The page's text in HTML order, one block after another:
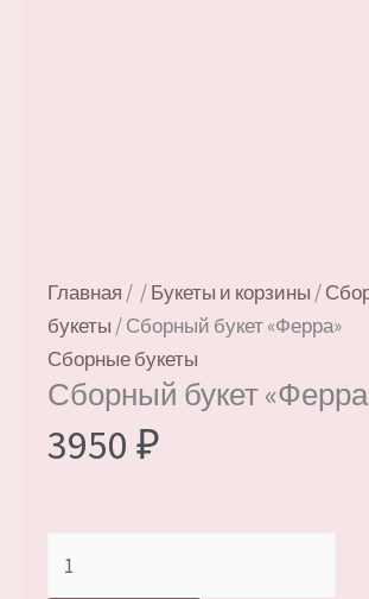
Главная / /Букеты и корзины /
букеты / Сборный букет «Ферра»
Сборные букеты
Сборный букет
3950 ₽
товара